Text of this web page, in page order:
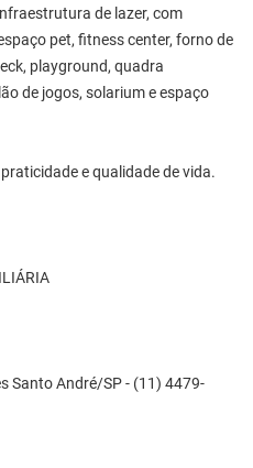
de lazer, com
pet, fitness center, forno de
playground, quadra
de jogos, solarium e espaço
e qualidade de vida.
Santo André/SP - (11) 4479-